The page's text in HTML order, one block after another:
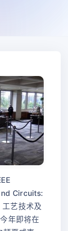
Circuits:
艺技术及
年即将在